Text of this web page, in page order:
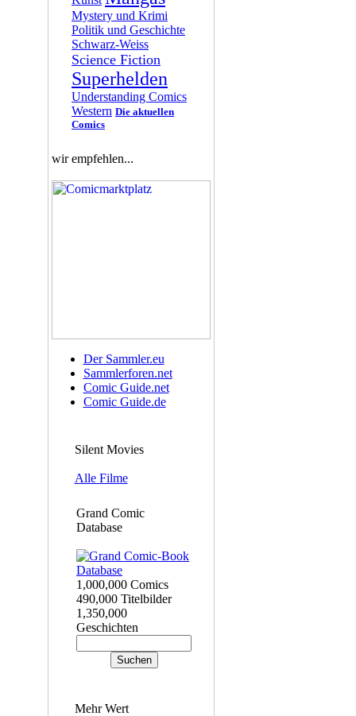
Mystery und Krimi
Politik und Geschichte
Schwarz-Weiss
Science Fiction
Superhelden
Understanding Comics
Western Die aktuellen
Comics
wir empfehlen...
Der Sammler.eu
Sammlerforen.net
Comic Guide.net
Comic Guide.de
Silent Movies
Alle Filme
Grand Comic
Database
1,000,000 Comics
490,000 Titelbilder
1,350,000
Geschichten
Mehr Wert